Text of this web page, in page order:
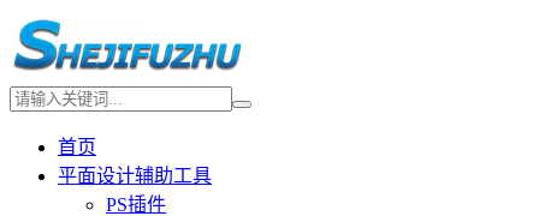
首页
平面设计辅助工具
PS插件